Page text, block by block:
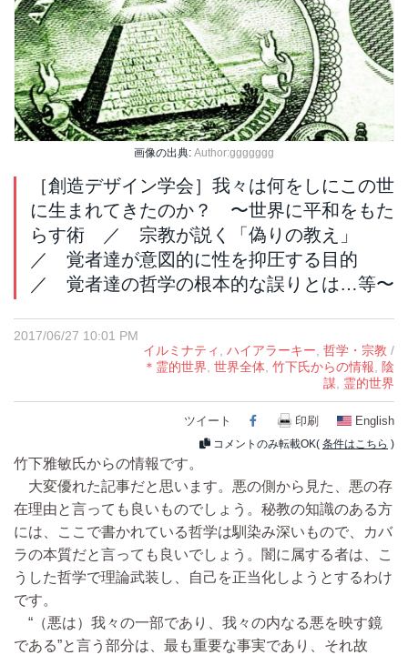
画像の出典: Author:ggggggg
［創造デザイン学会］我々は何をしにこの世
に生まれてきたのか？ 〜世界に平和をもた
らす術 ／ 宗教が説く「偽りの教え」
／ 覚者達が意図的に性を抑圧する目的
／ 覚者達の哲学の根本的な誤りとは…等〜
2017/06/27 10:01 PM
イルミナティ , ハイアラーキー, 哲学・宗教 /
＊霊的世界, 世界全体, 竹下氏からの情報, 陰
謀, 霊的世界
ツイート Facebook
印刷 English
コメントのみ転載OK( 条件はこちら )
竹下雅敏氏からの情報です。
大変優れた記事だと思います。悪の側から見た、悪の存
在理由と言っても良いものでしょう。秘教の知識のある方
には、ここで書かれている哲学は馴染み深いもので、カバ
ラの本質だと言っても良いでしょう。闇に属する者は、こ
うした哲学で理論武装し、自己を正当化しようとするわけ
です。
“（悪は）我々の一部であり、我々の内なる悪を映す鏡
である”と言う部分は、最も重要な事実であり、それ故